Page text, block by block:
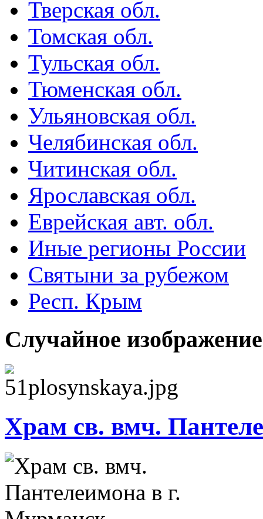
Тверская обл.
Томская обл.
Тульская обл.
Тюменская обл.
Ульяновская обл.
Челябинская обл.
Читинская обл.
Ярославская обл.
Еврейская авт. обл.
Иные регионы России
Святыни за рубежом
Респ. Крым
Случайное изображение
Храм св. вмч.